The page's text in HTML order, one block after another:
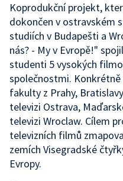
Koprodukční projekt,
dokončen v ostravském
studiích v Budapešti a
nás? - My v Evropě!"
studenti 5 vysokých
společnostmi.
fakulty z Prahy,
televizi Ostrava,
televizi Wroclaw. Cílem
televizních filmů
zemích Visegradské
Evropy.